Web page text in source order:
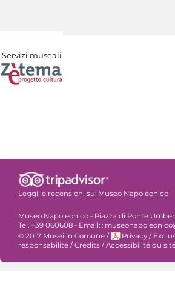
Servizi museali
Leggi le recensioni su: Museo Napoleonico
Museo Napoleonico - Piazza di Ponte
Tel. +39 060608 - Email: :
© 2017 Musei in Comune / Privacy /
responsabilité /Credits /Accessibilité du